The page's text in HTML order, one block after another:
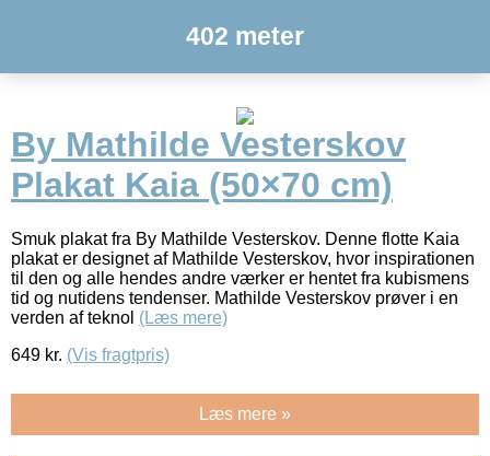
402 meter
By Mathilde Vesterskov
Plakat Kaia (50×70 cm)
Smuk plakat fra By Mathilde Vesterskov. Denne flotte Kaia
plakat er designet af Mathilde Vesterskov, hvor inspirationen
til den og alle hendes andre værker er hentet fra kubismens
tid og nutidens tendenser. Mathilde Vesterskov prøver i en
verden af teknol (Læs mere)
649 kr. (Vis fragtpris)
Læs mere »